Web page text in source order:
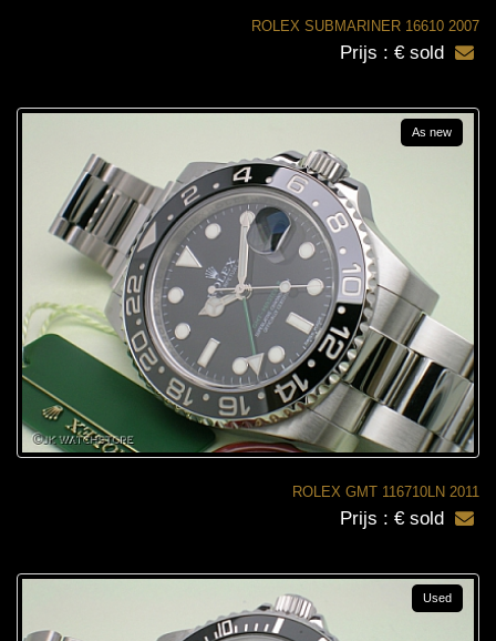
ROLEX SUBMARINER 16610 2007
Prijs : € sold
ROLEX GMT 116710LN 2011
As new
Prijs : € sold
Used